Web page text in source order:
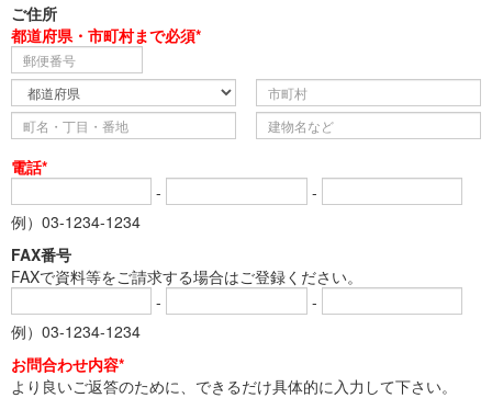
ご住所
都道府県・市町村まで必須*
電話*
-
-
例）03-1234-1234
FAX番号
FAXで資料等をご請求する場合はご登録ください。
-
-
例）03-1234-1234
お問合わせ内容*
より良いご返答のために、できるだけ具体的に入力して下さい。